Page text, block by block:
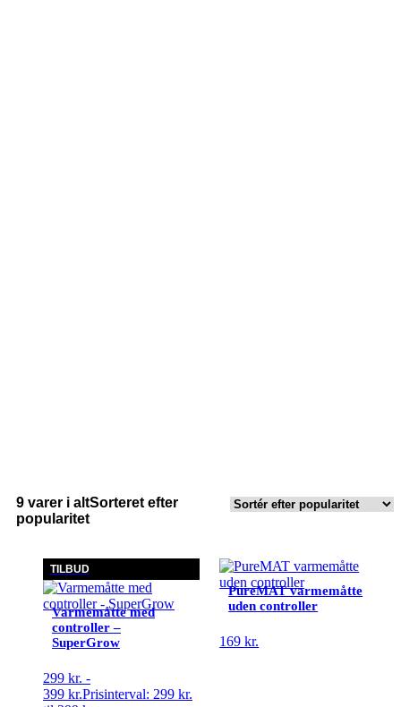
9 varer i altSorteret efter
popularitet
TILBUD
Varmemåtte med
controller –
SuperGrow
299 kr. -
399 kr.Prisinterval: 299 kr.
PureMAT varmemåtte
uden controller
169kr.